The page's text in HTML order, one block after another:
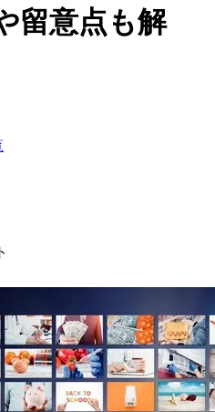
留意点も解